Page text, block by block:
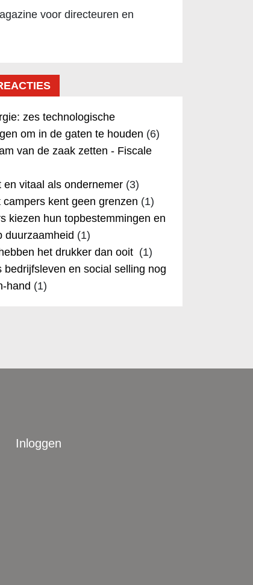
voor directeuren en
zes technologische
om in de gaten te houden (6)
van de zaak zetten - Fiscale
en vitaal als ondernemer(3)
campers kent geen grenzen (1)
kiezen hun topbestemmingen en
duurzaamheid (1)
het drukker dan ooit (1)
bedrijfsleven en social selling nog
hand (1)
Inloggen